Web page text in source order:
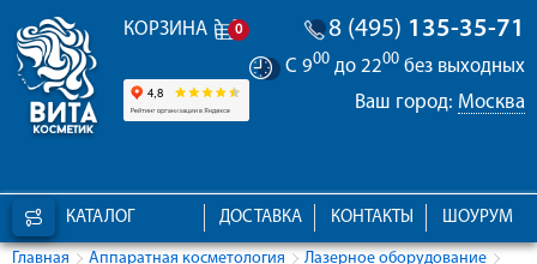
КОРЗИНА 0 8 (495) 135-35-71
С 900 до 2200 без выходных
Ваш город: Москва
КАТАЛОГ ШОУРУМ
КОНТАКТЫ
ДОСТАВКА
Главная Аппаратная косметология Лазерное оборудование